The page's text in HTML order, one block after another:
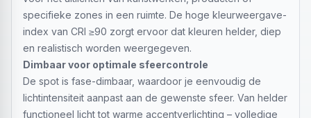
specifieke zones in een ruimte. De hoge kleurweergave-
index van CRI ≥90 zorgt ervoor dat kleuren helder, diep
en realistisch worden weergegeven.
Dimbaar voor optimale sfeercontrole
De spot is fase-dimbaar, waardoor je eenvoudig de
lichtintensiteit aanpast aan de gewenste sfeer. Van helder
functioneel licht tot warme accentverlichting – volledige